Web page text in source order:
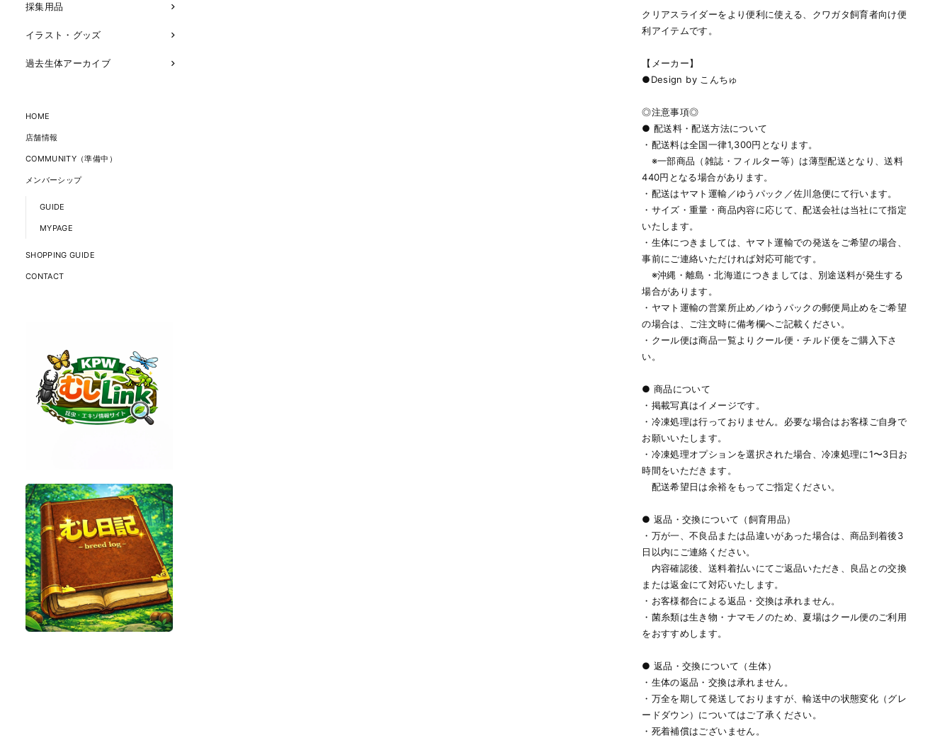
採集用品
イラスト・グッズ
過去生体アーカイブ
HOME
店舗情報
COMMUNITY（準備中）
メンバーシップ
GUIDE
MYPAGE
SHOPPING GUIDE
CONTACT
クリアスライダーをより便利に使える、クワガタ飼育者向け便
利アイテムです。
【メーカー】
●Design by こんちゅ
◎注意事項◎
● 配送料・配送方法について
・配送料は全国一律1,300円となります。
※一部商品（雑誌・フィルター等）は薄型配送となり、送料
440円となる場合があります。
・配送はヤマト運輸／ゆうパック／佐川急便にて行います。
・サイズ・重量・商品内容に応じて、配送会社は当社にて指定
いたします。
・生体につきましては、ヤマト運輸での発送をご希望の場合、
事前にご連絡いただければ対応可能です。
※沖縄・離島・北海道につきましては、別途送料が発生する
場合があります。
・ヤマト運輸の営業所止め／ゆうパックの郵便局止めをご希望
の場合は、ご注文時に備考欄へご記載ください。
・クール便は商品一覧よりクール便・チルド便をご購入下さ
い。
● 商品について
・掲載写真はイメージです。
・冷凍処理は行っておりません。必要な場合はお客様ご自身で
お願いいたします。
・冷凍処理オプションを選択された場合、冷凍処理に1〜3日お
時間をいただきます。
配送希望日は余裕をもってご指定ください。
● 返品・交換について（飼育用品）
・万が一、不良品または品違いがあった場合は、商品到着後3
日以内にご連絡ください。
内容確認後、送料着払いにてご返品いただき、良品との交換
または返金にて対応いたします。
・お客様都合による返品・交換は承れません。
・菌糸類は生き物・ナマモノのため、夏場はクール便のご利用
をおすすめします。
● 返品・交換について（生体）
・生体の返品・交換は承れません。
・万全を期して発送しておりますが、輸送中の状態変化（グレ
ードダウン）についてはご了承ください。
・死着補償はございません。